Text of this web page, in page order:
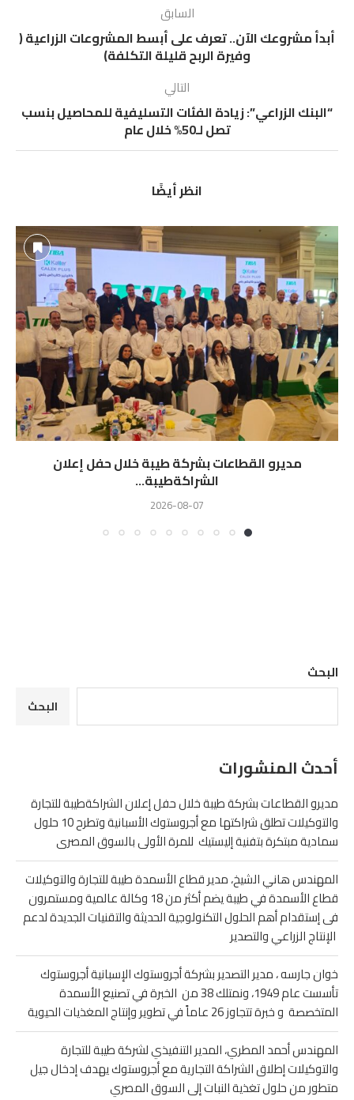
السابق
أبدأ مشروعك الآن.. تعرف على أبسط المشروعات الزراعية (
وفيرة الربح قليلة التكلفة)
التالي
“البنك الزراعي”: زيادة الفئات التسليفية للمحاصيل بنسب
تصل لـ50% خلال عام
انظر أيضًا
مديرو القطاعات بشركة طيبة خلال حفل إعلان
الشراكةطيبة...
2026-08-07
البحث
البحث
أحدث المنشورات
مديرو القطاعات بشركة طيبة خلال حفل إعلان الشراكةطيبة للتجارة
والتوكيلات تطلق شراكتها مع أجروستوك الأسبانية وتطرح 10 حلول
سمادية مبتكرة بتفنية إليستيك للمرة الأولى بالسوق المصرى
المهندس هاني الشيخ، مدير قطاع الأسمدة طيبة للتجارة والتوكيلات
قطاع الأسمدة في طيبة يضم أكثر من 18 وكالة عالمية ومستمرون
فى إستقدام أهم الحلول التكنولوجية الحديثة والتقنيات الجديدة لدعم
الإنتاج الزراعي والتصدير
خوان جارسه ، مدير التصدير بشركة أجروستوك الإسبانية أجروستوك
تأسست عام 1949، ونمتلك 38 من الخبرة في تصنيع الأسمدة
المتخصصة و خبرة تتجاوز 26 عاماً في تطوير وإنتاج المغذيات الحيوية
المهندس أحمد المطري، المدير التنفيذي لشركة طيبة للتجارة
والتوكيلات إطلاق الشراكة التجارية مع أجروستوك يهدف إدخال جيل
متطور من حلول تغذية النبات إلى السوق المصري